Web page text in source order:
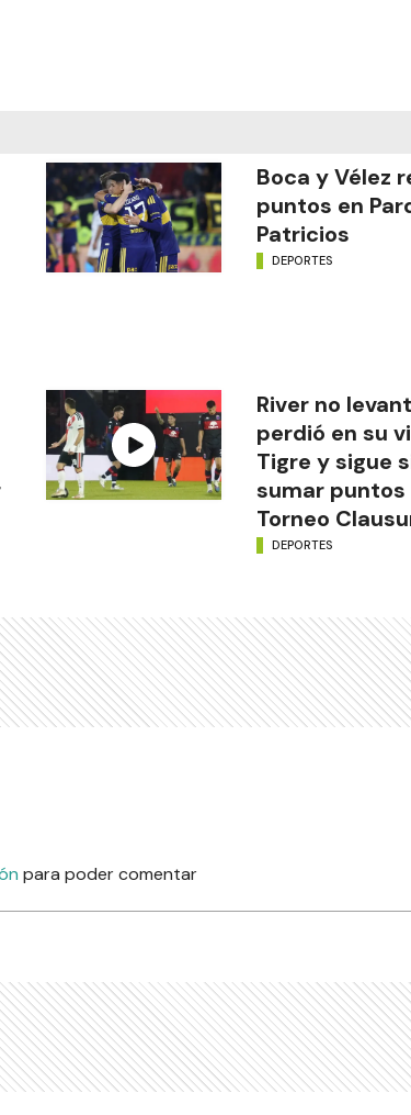
Boca y Vélez
puntos en
Patricios
DEPORTES
River no
perdió en su
Tigre y sigue
sumar puntos
Torneo
DEPORTES
para poder comentar